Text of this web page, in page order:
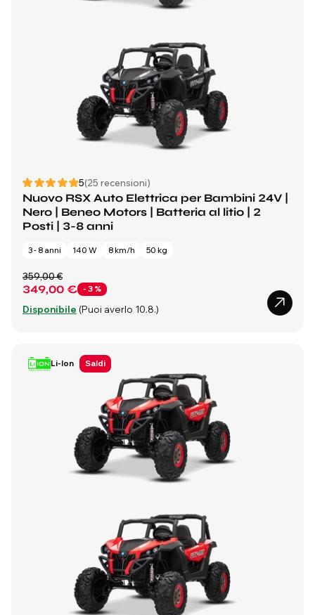
5(25 recensioni)
Nuovo RSX Auto Elettrica per Bambini 24V |
Nero | Beneo Motors | Batteria al litio | 2
Posti | 3-8 anni
3 - 8 anni 140 W 8 km/h 50 kg
349,00 € - 3 %
359,00 €
Disponibile (Puoi averlo 10.8.)
Li-Ion Saldi